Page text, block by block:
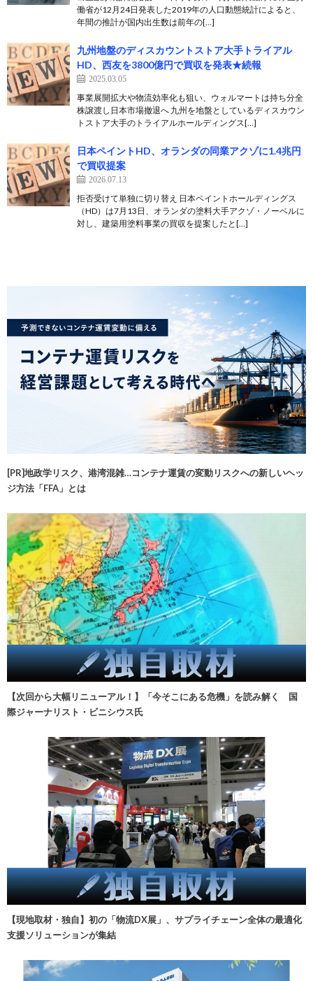
働省が12月24日発表した2019年の人口動態統計によると、
年間の推計が国内出生数は前年の[…]
九州地盤のディスカウントストア大手トライアル
HD、西友を3800億円で買収を発表★続報
2025.03.05
事業展開拡大や物流効率化も狙い、ウォルマートは持ち分全
株譲渡し日本市場撤退へ 九州を地盤としているディスカウン
トストア大手のトライアルホールディングス[…]
日本ペイントHD、オランダの同業アクゾに1.4兆円
で買収提案
2026.07.13
拒否受けて単独に切り替え 日本ペイントホールディングス
（HD）は7月13日、オランダの塗料大手アクゾ・ノーベルに
対し、建築用塗料事業の買収を提案したと[…]
[PR]地政学リスク、港湾混雑…コンテナ運賃の変動リスクへの新しいヘッ
ジ方法「FFA」とは
【次回から大幅リニューアル！】「今そこにある危機」を読み解く 国
際ジャーナリスト・ビニシウス氏
【現地取材・独自】初の「物流DX展」、サプライチェーン全体の最適化
支援ソリューションが集結